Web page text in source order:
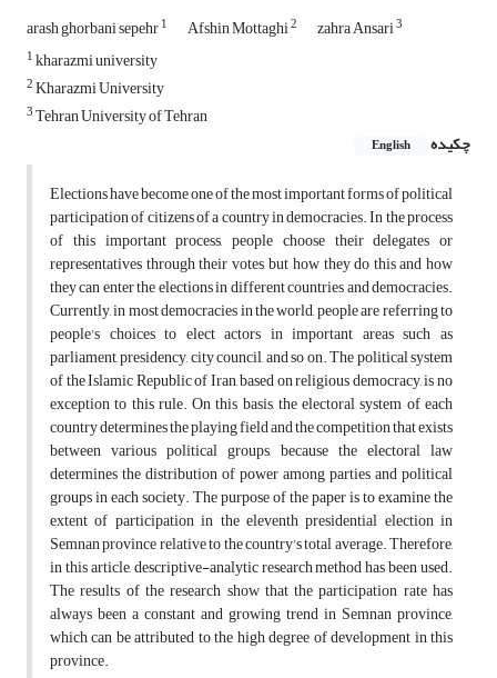
arash ghorbani sepehr1 Afshin Mottaghi2 zahra Ansari3
1kharazmi university
2Kharazmi University
3Tehran University of Tehran
چکیده
English
Elections have become one of the most important forms of political
participation of citizens of a country in democracies. In the process
of this important process, people choose their delegates or
representatives through their votes, but how they do this and how
they can enter the elections in different countries and democracies.
Currently, in most democracies in the world, people are referring to
people's choices to elect actors in important areas such as
parliament, presidency, city council, and so on. The political system
of the Islamic Republic of Iran, based on religious democracy, is no
exception to this rule. On this basis, the electoral system of each
country determines the playing field and the competition that exists
between various political groups, because the electoral law
determines the distribution of power among parties and political
groups in each society. The purpose of the paper is to examine the
extent of participation in the eleventh presidential election in
Semnan province relative to the country's total average. Therefore,
in this article, descriptive-analytic research method has been used.
The results of the research show that the participation rate has
always been a constant and growing trend in Semnan province,
which can be attributed to the high degree of development in this
province.